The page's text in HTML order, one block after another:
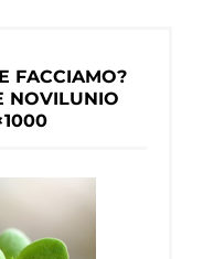
FACCIAMO?
NOVILUNIO